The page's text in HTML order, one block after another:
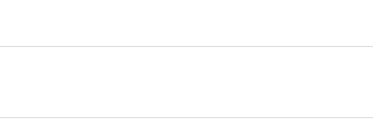
未経験の方もすぐに慣れていただけます！
上・損益管理（コストコントロール）、食材の
シフト管理・育成、店舗を盛り上げるための
リアマネージャー、他店舗の立ち上げメンバ